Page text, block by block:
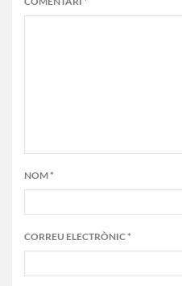
NOM*
CORREU ELECTRÒNIC*